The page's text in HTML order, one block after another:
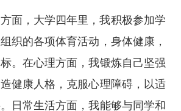
面，大学四年里，我积极参加学
织的各项体育活动，身体健康，
。在心理方面，我锻炼自己坚强
健康人格，克服心理障碍，以适
日常生活方面，我能够与同学和